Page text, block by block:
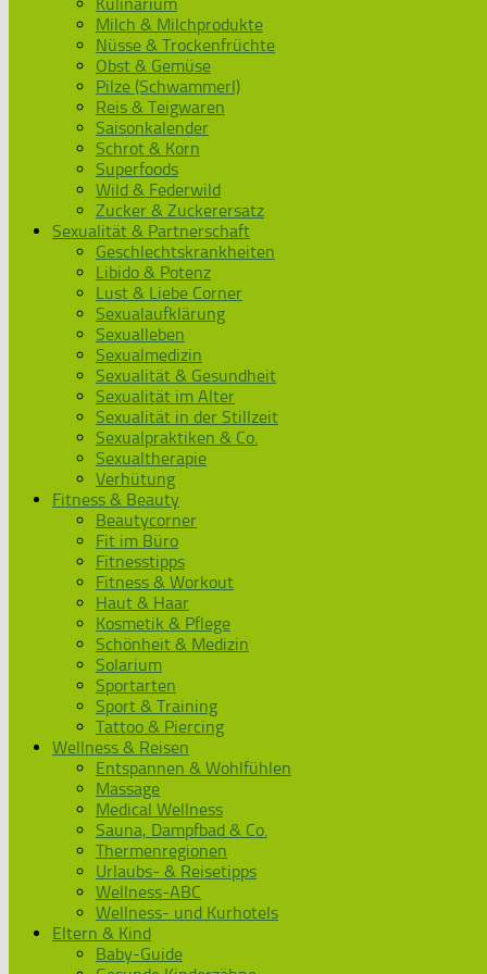
Milch & Milchprodukte
Nüsse & Trockenfrüchte
Obst & Gemüse
Pilze (Schwammerl)
Reis & Teigwaren
Saisonkalender
Schrot & Korn
Superfoods
Wild & Federwild
Zucker & Zuckerersatz
Sexualität & Partnerschaft
Geschlechtskrankheiten
Libido & Potenz
Lust & Liebe Corner
Sexualaufklärung
Sexualleben
Sexualmedizin
Sexualität & Gesundheit
Sexualität im Alter
Sexualität in der Stillzeit
Sexualpraktiken & Co.
Sexualtherapie
Verhütung
Fitness & Beauty
Beautycorner
Fit im Büro
Fitnesstipps
Fitness & Workout
Haut & Haar
Kosmetik & Pflege
Schönheit & Medizin
Solarium
Sportarten
Sport & Training
Tattoo & Piercing
Wellness & Reisen
Entspannen & Wohlfühlen
Massage
Medical Wellness
Sauna, Dampfbad & Co.
Thermenregionen
Urlaubs- & Reisetipps
Wellness-ABC
Wellness- und Kurhotels
Eltern & Kind
Baby-Guide